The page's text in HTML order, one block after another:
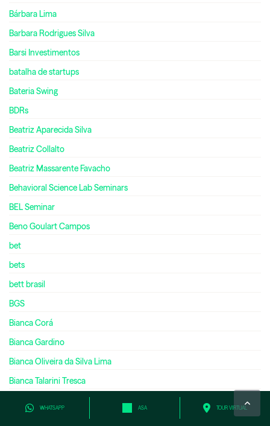
WHATSAPP ASA TOUR VIRTUAL
Bárbara Lima
Barbara Rodrigues Silva
Barsi Investimentos
batalha de startups
Bateria Swing
BDRs
Beatriz Aparecida Silva
Beatriz Collalto
Beatriz Massarente Favacho
Behavioral Science Lab Seminars
BEL Seminar
Beno Goulart Campos
bet
bets
bett brasil
BGS
Bianca Corá
Bianca Gardino
Bianca Oliveira da Silva Lima
Bianca Talarini Tresca
Biblioteca Digital Cengage